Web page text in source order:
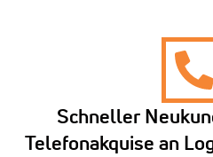
Schneller
Telefonakquise an